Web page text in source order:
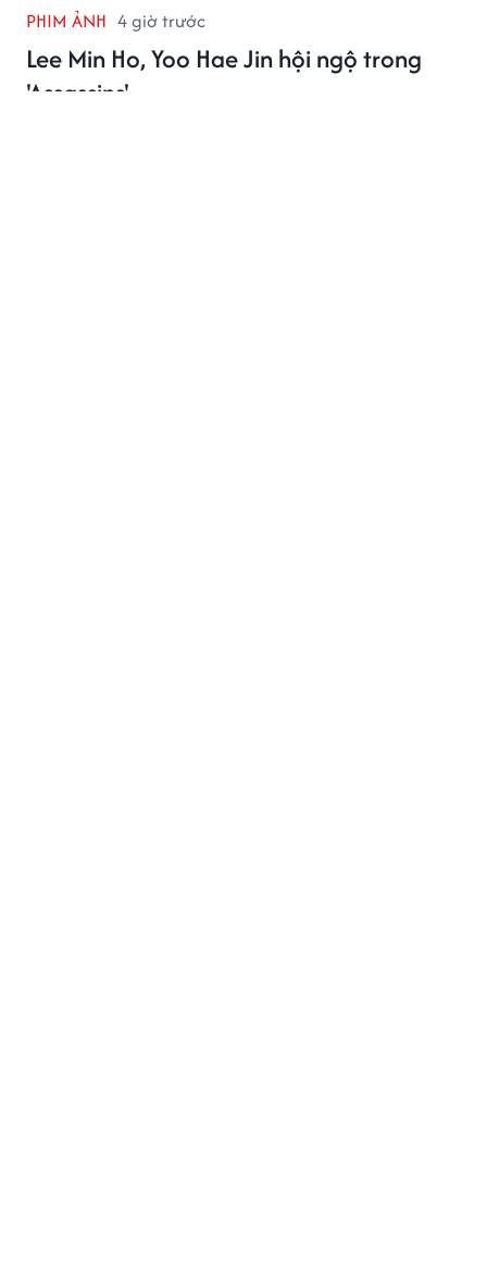
PHIM ẢNH 4 giờ trước
Lee Min Ho, Yoo Hae Jin hội ngộ trong
'Assassins'